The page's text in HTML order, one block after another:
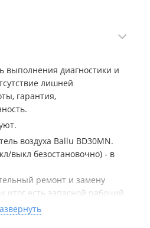
выполнения диагностики и
лишней
гарантия,
воздуха Ballu BD30MN.
выкл безостановочно) - в
ремонт и замену
итог есть запасной рабочий
время. Надо было